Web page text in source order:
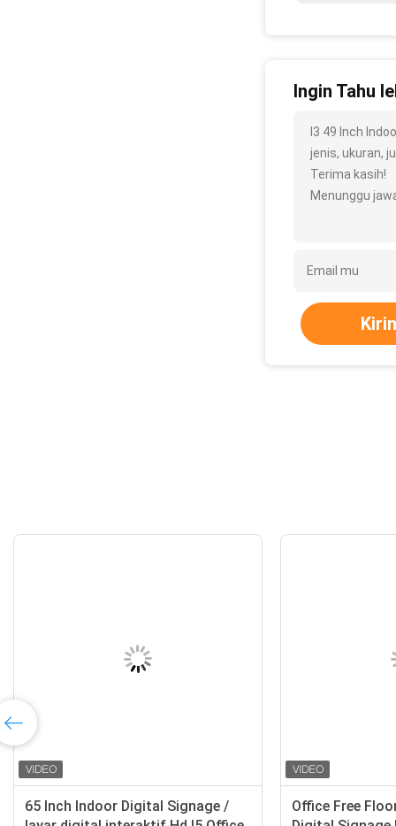
Ingin Tahu
I3 49 Inch
jenis, ukuran,
Terima kasih!
Menunggu
65 Inch Indoor Digital Signage /